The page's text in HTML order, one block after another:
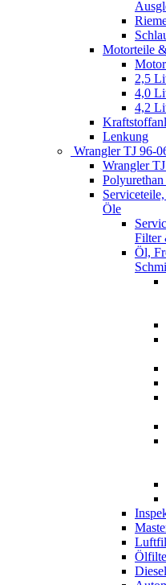
Motorteile
2,5
4,0
4,2
Lenkung
Wrangler TJ 96-
Wrangler
Öle
Filter
Öl,